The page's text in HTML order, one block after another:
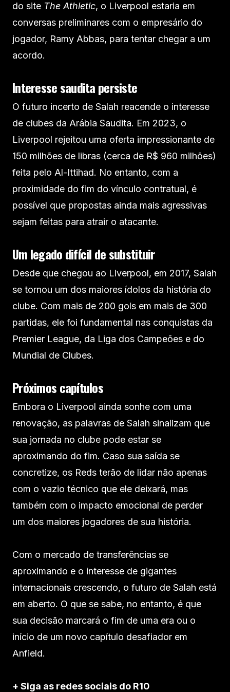
do site The Athletic, o Liverpool estaria em
conversas preliminares com o empresário do
jogador, Ramy Abbas, para tentar chegar a um
acordo.
Interesse saudita persiste
O futuro incerto de Salah reacende o interesse
de clubes da Arábia Saudita. Em 2023, o
Liverpool rejeitou uma oferta impressionante de
150 milhões de libras (cerca de R$ 960 milhões)
feita pelo Al-Ittihad. No entanto, com a
proximidade do fim do vínculo contratual, é
possível que propostas ainda mais agressivas
sejam feitas para atrair o atacante.
Um legado difícil de substituir
Desde que chegou ao Liverpool, em 2017, Salah
se tornou um dos maiores ídolos da história do
clube. Com mais de 200 gols em mais de 300
partidas, ele foi fundamental nas conquistas da
Premier League, da Liga dos Campeões e do
Mundial de Clubes.
Próximos capítulos
Embora o Liverpool ainda sonhe com uma
renovação, as palavras de Salah sinalizam que
sua jornada no clube pode estar se
aproximando do fim. Caso sua saída se
concretize, os Reds terão de lidar não apenas
com o vazio técnico que ele deixará, mas
também com o impacto emocional de perder
um dos maiores jogadores de sua história.
Com o mercado de transferências se
aproximando e o interesse de gigantes
internacionais crescendo, o futuro de Salah está
em aberto. O que se sabe, no entanto, é que
sua decisão marcará o fim de uma era ou o
início de um novo capítulo desafiador em
Anfield.
+ Siga as redes sociais do R10